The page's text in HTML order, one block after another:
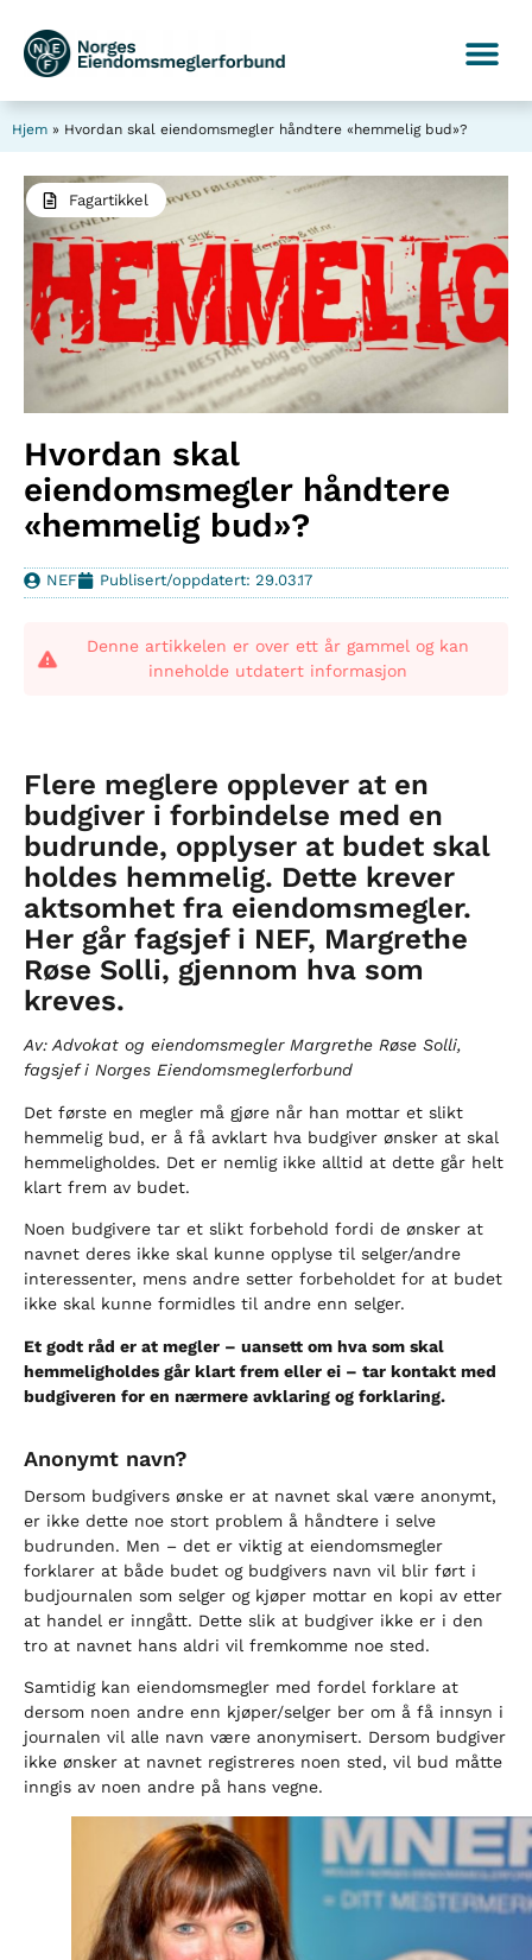
Hjem » Hvordan skal eiendomsmegler håndtere «hemmelig bud»?
Fagartikkel
Hvordan skal
eiendomsmegler håndtere
«hemmelig bud»?
NEF Publisert/oppdatert: 29.03.17
Denne artikkelen er over ett år gammel og kan
inneholde utdatert informasjon
Flere meglere opplever at en
budgiver i forbindelse med en
budrunde, opplyser at budet skal
holdes hemmelig. Dette krever
aktsomhet fra eiendomsmegler.
Her går fagsjef i NEF, Margrethe
Røse Solli, gjennom hva som
kreves.
Av: Advokat og eiendomsmegler Margrethe Røse Solli,
fagsjef i Norges Eiendomsmeglerforbund
Det første en megler må gjøre når han mottar et slikt
hemmelig bud, er å få avklart hva budgiver ønsker at skal
hemmeligholdes. Det er nemlig ikke alltid at dette går helt
klart frem av budet.
Noen budgivere tar et slikt forbehold fordi de ønsker at
navnet deres ikke skal kunne opplyse til selger/andre
interessenter, mens andre setter forbeholdet for at budet
ikke skal kunne formidles til andre enn selger.
Et godt råd er at megler – uansett om hva som skal
hemmeligholdes går klart frem eller ei – tar kontakt med
budgiveren for en nærmere avklaring og forklaring.
Anonymt navn?
Dersom budgivers ønske er at navnet skal være anonymt,
er ikke dette noe stort problem å håndtere i selve
budrunden. Men – det er viktig at eiendomsmegler
forklarer at både budet og budgivers navn vil blir ført i
budjournalen som selger og kjøper mottar en kopi av etter
at handel er inngått. Dette slik at budgiver ikke er i den
tro at navnet hans aldri vil fremkomme noe sted.
Samtidig kan eiendomsmegler med fordel forklare at
dersom noen andre enn kjøper/selger ber om å få innsyn i
journalen vil alle navn være anonymisert. Dersom budgiver
ikke ønsker at navnet registreres noen sted, vil bud måtte
inngis av noen andre på hans vegne.